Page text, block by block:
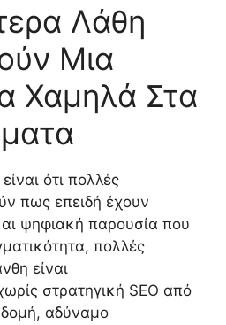
Λάθη
Μια
Χαμηλά Στα
ότι πολλές
πως επειδή έχουν
ψηφιακή παρουσία που
πολλές
είναι
στρατηγική SEO από
αδύναμο